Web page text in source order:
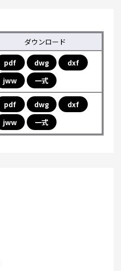
ダウンロード
pdf dwg
dxf
jww
一式
pdf dwg
dxf
jww
一式